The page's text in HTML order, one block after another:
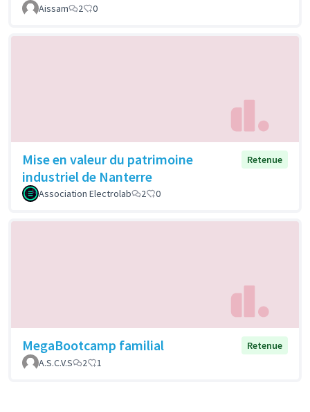
Aissam
2 0
Mise en valeur du patrimoine
industriel de Nanterre
Retenue
Association Electrolab 2 0
MegaBootcamp familial
Retenue
A.S.C.V.S
2 1